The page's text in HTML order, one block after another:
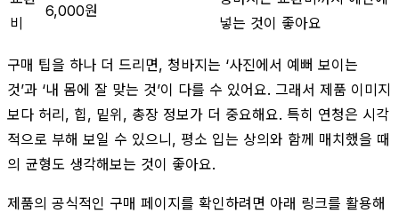
비
6,000원
넣는 것이 좋아요
구매 팁을 하나 더 드리면, 청바지는 ‘사진에서 예뻐 보이는
것’과 ‘내 몸에 잘 맞는 것’이 다를 수 있어요. 그래서 제품 이미지
보다 허리, 힙, 밑위, 총장 정보가 더 중요해요. 특히 연청은 시각
적으로 부해 보일 수 있으니, 평소 입는 상의와 함께 매치했을 때
의 균형도 생각해보는 것이 좋아요.
제품의 공식적인 구매 페이지를 확인하려면 아래 링크를 활용해